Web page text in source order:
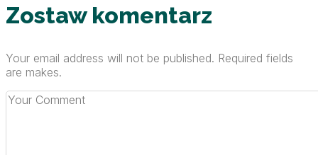
Zostaw komentarz
Your email address will not be published. Required fields
are makes.